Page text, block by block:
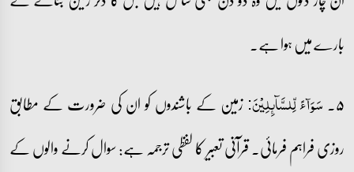
بارے میں ہوا ہے۔
۵۔ سَوَآءً لِّلسَّآئِلِیۡنَ:زمین کے باشندوں کو ان کی ضرورت کے مطابق
روزی فراہم فرمائی۔ قرآنی تعبیر کا لفظی ترجمہ ہے: سوال کرنے والوں کے